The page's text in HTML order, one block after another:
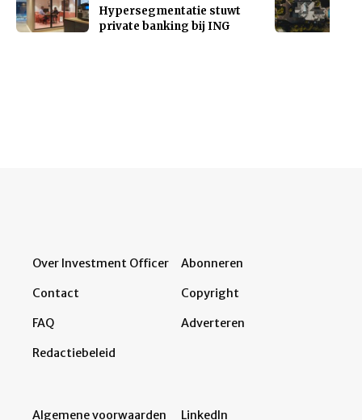
Hypersegmentatie stuwt
private banking bij ING
Over Investment Officer
Contact
FAQ
Redactiebeleid
Abonneren
Copyright
Adverteren
Algemene voorwaarden LinkedIn